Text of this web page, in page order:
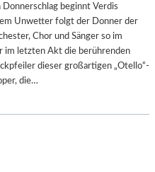
beginnt Verdis
Unwetter folgt der Donner der
Chor und Sänger so im
im letzten Akt die berührenden
dieser großartigen „Otello“-
die…